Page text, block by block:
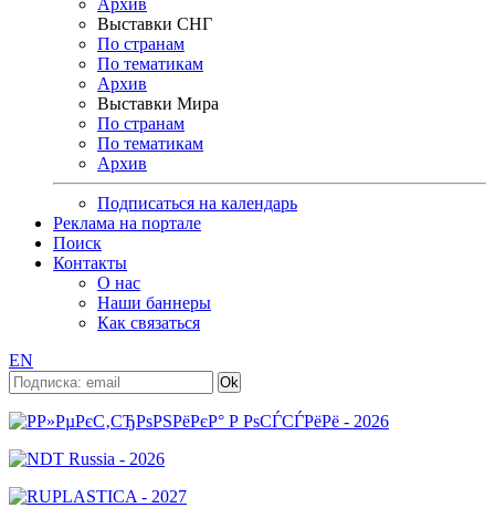
Архив
Выставки СНГ
По странам
По тематикам
Архив
Выставки Мира
По странам
По тематикам
Архив
Подписаться на календарь
Реклама на портале
Поиск
Контакты
О нас
Наши баннеры
Как связаться
EN